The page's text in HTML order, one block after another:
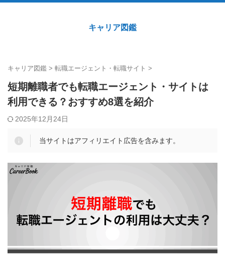
キャリア図鑑
キャリア図鑑 > 転職エージェント・転職サイト >
短期離職者でも転職エージェント・サイトは
利用できる？おすすめ8選を紹介
2025年12月24日
当サイトはアフィリエイト広告を含みます。